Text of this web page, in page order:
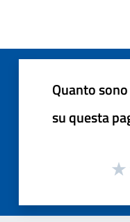
Quanto
su questa